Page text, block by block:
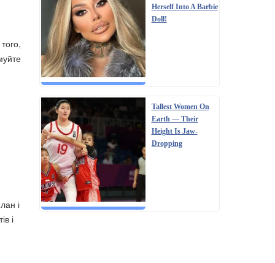
і
і
Herself Into A Barbie
Doll!
Tallest Women On
Earth — Their
Height Is Jaw-
Dropping